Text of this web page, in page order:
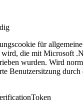
für
wird, die mit Microsoft
wurden. Wird
Benutzersitzung durch